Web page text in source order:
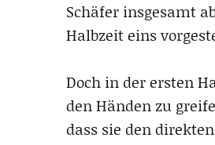
Schäfer insgesamt
Halbzeit eins
Doch in der ersten
den Händen zu
dass sie den